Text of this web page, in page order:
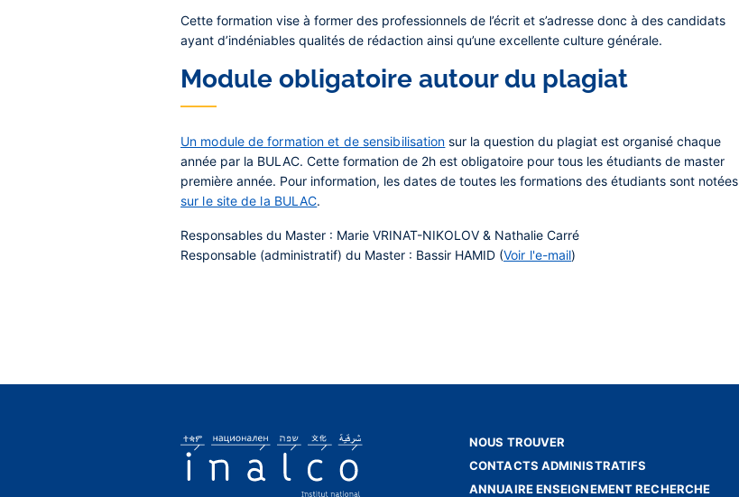
Cette formation vise à former des professionnels de l’écrit et s’adresse donc à des candidats
ayant d’indéniables qualités de rédaction ainsi qu’une excellente culture générale.
Module obligatoire autour du plagiat
Un module de formation et de sensibilisation sur la question du plagiat est organisé chaque
année par la BULAC. Cette formation de 2h est obligatoire pour tous les étudiants de master
première année. Pour information, les dates de toutes les formations des étudiants sont notées
sur le site de la BULAC.
Responsables du Master : Marie VRINAT-NIKOLOV & Nathalie Carré
Responsable (administratif) du Master : Bassir HAMID (Voir l'e-mail)
NOUS TROUVER
CONTACTS ADMINISTRATIFS
ANNUAIRE ENSEIGNEMENT RECHERCHE